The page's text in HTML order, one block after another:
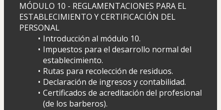
MÓDULO 10 - REGLAMENTACIONES PARA EL
ESTABLECIMIENTO Y CERTIFICACIÓN DEL
PERSONAL
Introducción al módulo 10.
Impuestos para el desarrollo normal del
establecimiento.
Rutas para recolección de residuos.
Declaración de ingresos y contabilidad.
Certificados de acreditación del profesional
(de los barberos).